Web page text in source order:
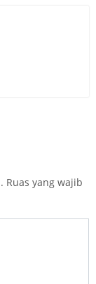
Ruas yang wajib